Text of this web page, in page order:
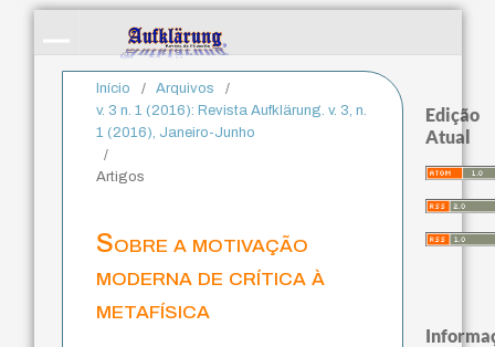
Início / Arquivos
/
v. 3 n. 1 (2016): Revista Aufklärung. v. 3, n.
1 (2016), Janeiro-Junho
/
Artigos
Sobre a motivação
moderna de crítica à
metafísica
Edição
Atual